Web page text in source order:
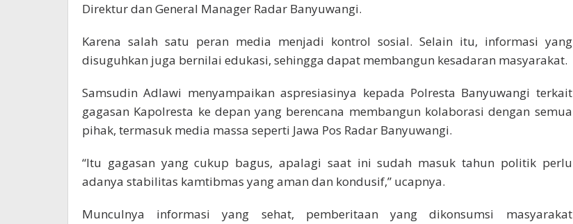
Direktur dan General Manager Radar Banyuwangi.
Karena salah satu peran media menjadi kontrol sosial. Selain itu, informasi yang
disuguhkan juga bernilai edukasi, sehingga dapat membangun kesadaran masyarakat.
Samsudin Adlawi menyampaikan aspresiasinya kepada Polresta Banyuwangi terkait
gagasan Kapolresta ke depan yang berencana membangun kolaborasi dengan semua
pihak, termasuk media massa seperti Jawa Pos Radar Banyuwangi.
“Itu gagasan yang cukup bagus, apalagi saat ini sudah masuk tahun politik perlu
adanya stabilitas kamtibmas yang aman dan kondusif,” ucapnya.
Munculnya informasi yang sehat, pemberitaan yang dikonsumsi masyarakat